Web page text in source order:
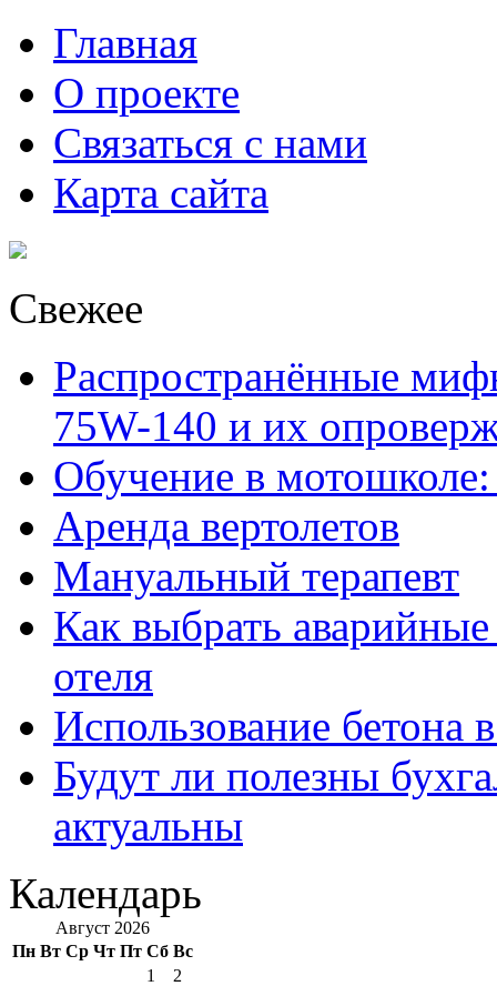
Главная
О проекте
Связаться с нами
Карта сайта
Свежее
Распространённые
75W-140 и их
Обучение в
Аренда вертолетов
Мануальный терапевт
Как выбрать
отеля
Использование бетона
Будут ли полезны
актуальны
Календарь
Август 2026
Пн Вт Ср Чт Пт Сб Вс
1
2